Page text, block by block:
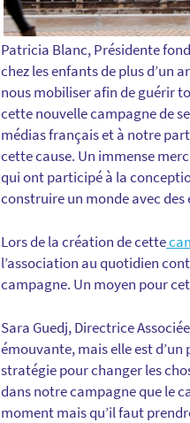
Patricia Blanc, Présidente
chez les enfants de plus d’un
nous mobiliser afin de guérir
cette nouvelle campagne de
médias français et à notre
cette cause. Un immense
qui ont participé à la
construire un monde avec des
Lors de la création de cette
l’association au quotidien
campagne. Un moyen pour
Sara Guedj, Directrice
émouvante, mais elle est
stratégie pour changer les
dans notre campagne que le
moment mais qu’il faut